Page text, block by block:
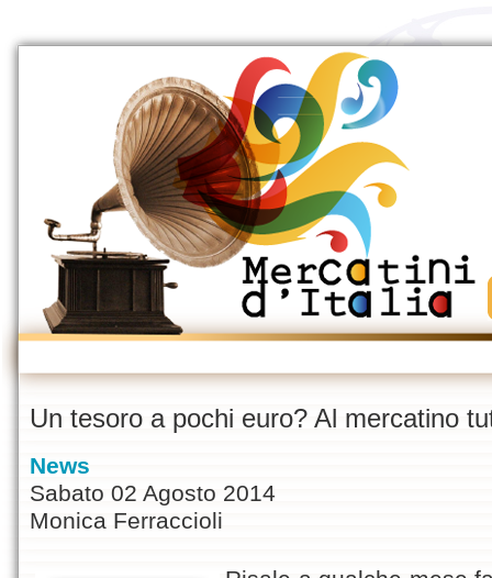
Un tesoro a pochi euro? Al mercatino
News
Sabato 02 Agosto 2014
Monica Ferraccioli